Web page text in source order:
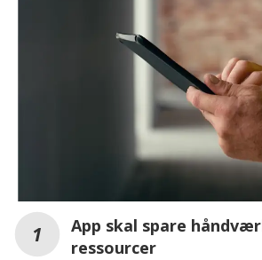
App skal spare
ressourcer